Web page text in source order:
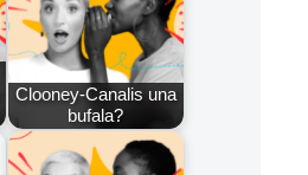
Clooney-Canalis una
bufala?